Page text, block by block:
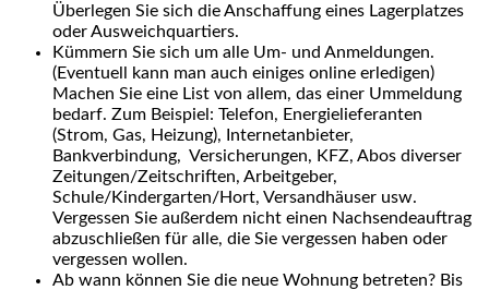
Überlegen Sie sich die Anschaffung eines Lagerplatzes
oder Ausweichquartiers.
Kümmern Sie sich um alle Um- und Anmeldungen.
(Eventuell kann man auch einiges online erledigen)
Machen Sie eine List von allem, das einer Ummeldung
bedarf. Zum Beispiel: Telefon, Energielieferanten
(Strom, Gas, Heizung), Internetanbieter,
Bankverbindung, Versicherungen, KFZ, Abos diverser
Zeitungen/Zeitschriften, Arbeitgeber,
Schule/Kindergarten/Hort, Versandhäuser usw.
Vergessen Sie außerdem nicht einen Nachsendeauftrag
abzuschließen für alle, die Sie vergessen haben oder
vergessen wollen.
Ab wann können Sie die neue Wohnung betreten? Bis